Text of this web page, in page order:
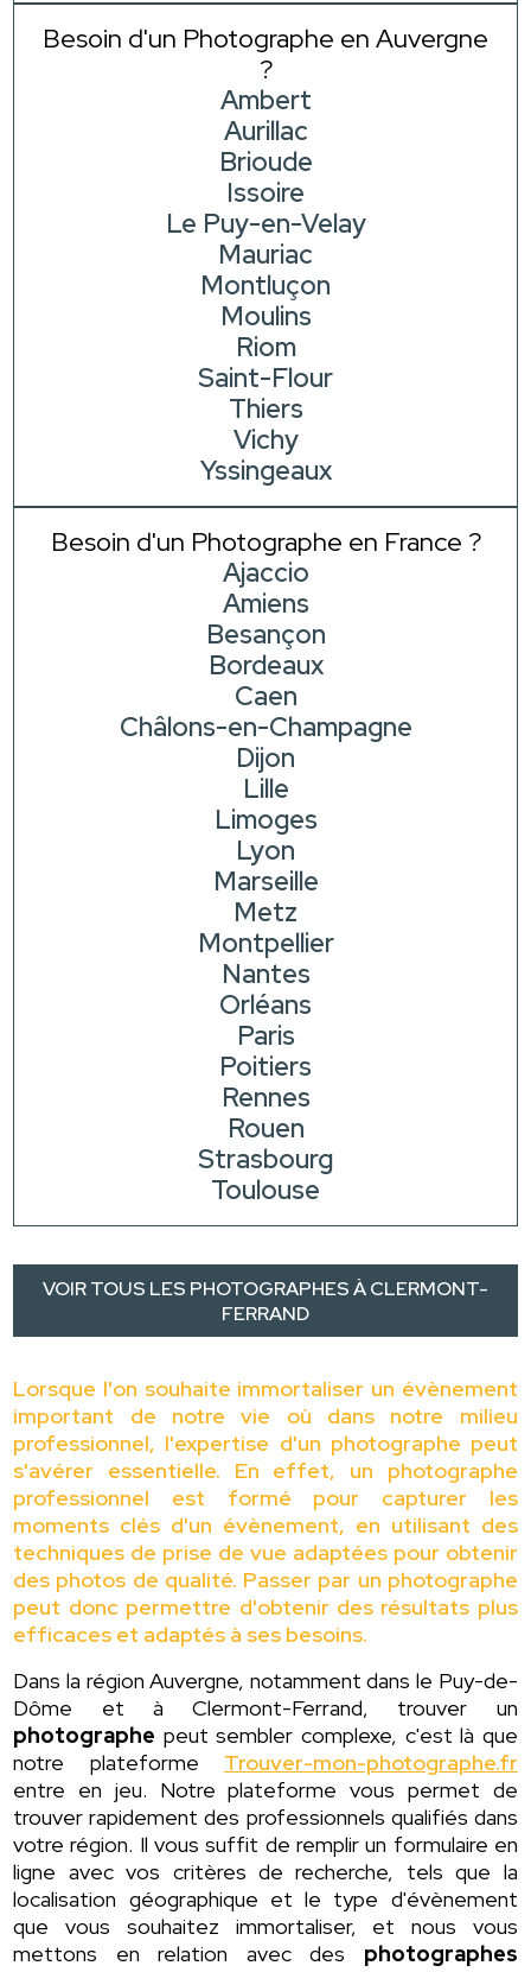
Besoin d'un Photographe en Auvergne
?
Ambert
Aurillac
Brioude
Issoire
Le Puy-en-Velay
Mauriac
Montluçon
Moulins
Riom
Saint-Flour
Thiers
Vichy
Yssingeaux
Besoin d'un Photographe en France ?
Ajaccio
Amiens
Besançon
Bordeaux
Caen
Châlons-en-Champagne
Dijon
Lille
Limoges
Lyon
Marseille
Metz
Montpellier
Nantes
Orléans
Paris
Poitiers
Rennes
Rouen
Strasbourg
Toulouse
VOIR TOUS LES PHOTOGRAPHES À CLERMONT-
FERRAND
Lorsque l'on souhaite immortaliser un évènement
important de notre vie où dans notre milieu
professionnel, l'expertise d'un photographe peut
s'avérer essentielle. En effet, un photographe
professionnel est formé pour capturer les
moments clés d'un évènement, en utilisant des
techniques de prise de vue adaptées pour obtenir
des photos de qualité. Passer par un photographe
peut donc permettre d'obtenir des résultats plus
efficaces et adaptés à ses besoins.
Dans la région Auvergne, notamment dans le Puy-de-
Dôme et à Clermont-Ferrand, trouver un
photographe peut sembler complexe, c'est là que
notre plateforme Trouver-mon-photographe.fr
entre en jeu. Notre plateforme vous permet de
trouver rapidement des professionnels qualifiés dans
votre région. Il vous suffit de remplir un formulaire en
ligne avec vos critères de recherche, tels que la
localisation géographique et le type d'évènement
que vous souhaitez immortaliser, et nous vous
mettons en relation avec des photographes